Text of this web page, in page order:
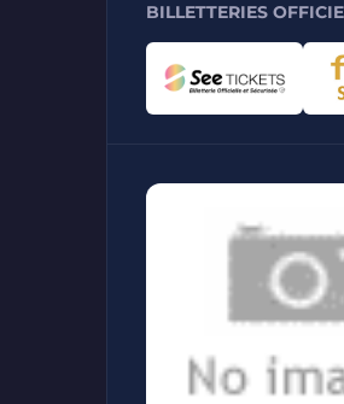
BILLETTERIES